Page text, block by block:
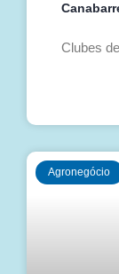
Clubes
Agronegócio